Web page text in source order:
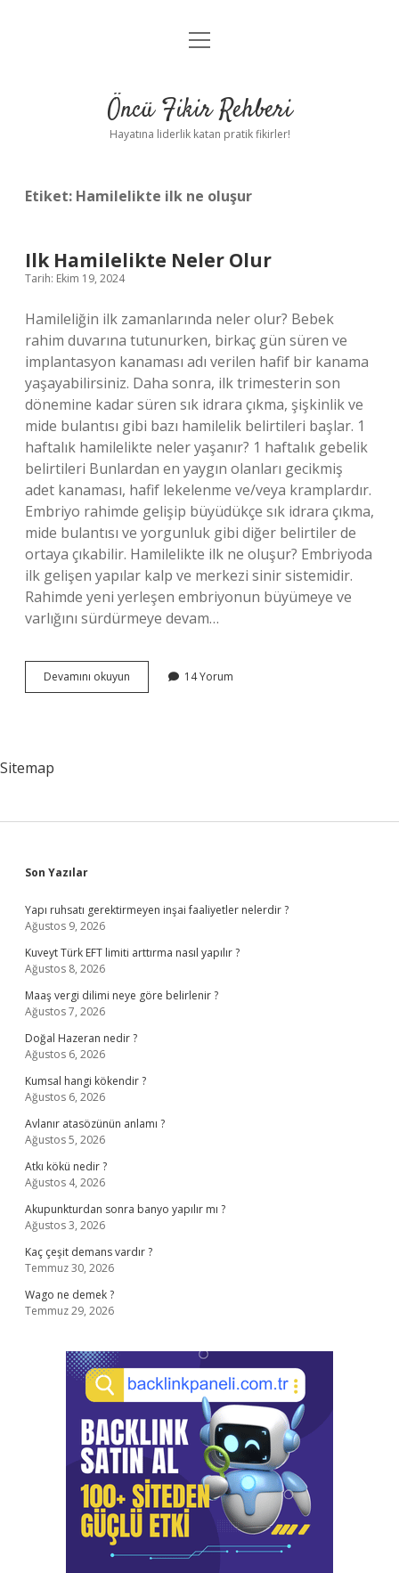
Anasayfa
Yasal Uyarı
menüyü
Öncü Fikir Rehberi
Hayatına liderlik katan pratik fikirler!
Etiket: Hamilelikte ilk ne oluşur
Ilk Hamilelikte Neler Olur
Tarih: Ekim 19, 2024
Hamileliğin ilk zamanlarında neler olur? Bebek
rahim duvarına tutunurken, birkaç gün süren ve
implantasyon kanaması adı verilen hafif bir kanama
yaşayabilirsiniz. Daha sonra, ilk trimesterin son
dönemine kadar süren sık idrara çıkma, şişkinlik ve
mide bulantısı gibi bazı hamilelik belirtileri başlar. 1
haftalık hamilelikte neler yaşanır? 1 haftalık gebelik
belirtileri Bunlardan en yaygın olanları gecikmiş
adet kanaması, hafif lekelenme ve/veya kramplardır.
Embriyo rahimde gelişip büyüdükçe sık idrara çıkma,
mide bulantısı ve yorgunluk gibi diğer belirtiler de
ortaya çıkabilir. Hamilelikte ilk ne oluşur? Embriyoda
ilk gelişen yapılar kalp ve merkezi sinir sistemidir.
Rahimde yeni yerleşen embriyonun büyümeye ve
varlığını sürdürmeye devam…
Devamını okuyun
Hamilelikte
14 Yorum
Sitemap
Sidebar
Son Yazılar
Yapı ruhsatı gerektirmeyen inşai faaliyetler nelerdir ?
Ağustos 9, 2026
Kuveyt Türk EFT limiti arttırma nasıl yapılır ?
Ağustos 8, 2026
Maaş vergi dilimi neye göre belirlenir ?
Ağustos 7, 2026
Doğal Hazeran nedir ?
Ağustos 6, 2026
Kumsal hangi kökendir ?
Ağustos 6, 2026
Avlanır atasözünün anlamı ?
Ağustos 5, 2026
Atkı kökü nedir ?
Ağustos 4, 2026
Akupunkturdan sonra banyo yapılır mı ?
Ağustos 3, 2026
Kaç çeşit demans vardır ?
Temmuz 30, 2026
Wago ne demek ?
Temmuz 29, 2026